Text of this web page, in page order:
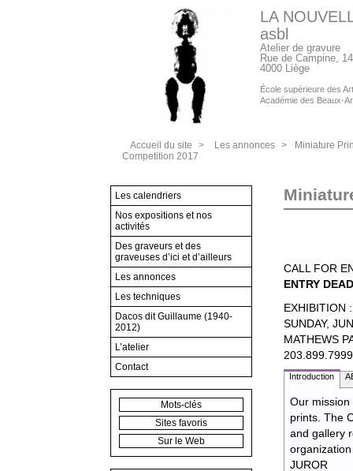
LA
asbl
Atelier de gravure
Rue de Campine, 14
4000 Liège
École supérieure des
Académie des Beaux-
Accueil du site > Les annonces >
Miniature
Competition 2017
CALL FOR
ENTRY
EXHIBITION
SUNDAY,
MATHEWS
Introduction
Our
prints. The
and gallery
organization
JUROR
Les calendriers
Nos expositions et nos
activités
Des graveurs et des
graveuses d’ici et d’ailleurs
Les annonces
Les techniques
Dacos dit Guillaume (1940-
2012)
L’atelier
Contact
Mots-clés
Sites favoris
Sur le Web